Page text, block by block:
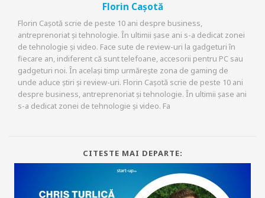
Florin Cașotă
Florin Cașotă scrie de peste 10 ani despre business,
antreprenoriat și tehnologie. În ultimii șase ani s-a dedicat zonei
de tehnologie și video. Face sute de review-uri la gadgeturi în
fiecare an, indiferent că sunt telefoane, accesorii pentru PC sau
gadgeturi noi. În același timp urmărește zona de gaming de
unde aduce știri și review-uri. Florin Cașotă scrie de peste 10 ani
despre business, antreprenoriat și tehnologie. În ultimii șase ani
s-a dedicat zonei de tehnologie și video. Fa
CITESTE MAI DEPARTE: